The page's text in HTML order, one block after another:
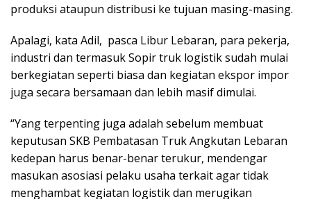
produksi ataupun distribusi ke tujuan masing-masing.
Apalagi, kata Adil, pasca Libur Lebaran, para pekerja,
industri dan termasuk Sopir truk logistik sudah mulai
berkegiatan seperti biasa dan kegiatan ekspor impor
juga secara bersamaan dan lebih masif dimulai.
“Yang terpenting juga adalah sebelum membuat
keputusan SKB Pembatasan Truk Angkutan Lebaran
kedepan harus benar-benar terukur, mendengar
masukan asosiasi pelaku usaha terkait agar tidak
menghambat kegiatan logistik dan merugikan